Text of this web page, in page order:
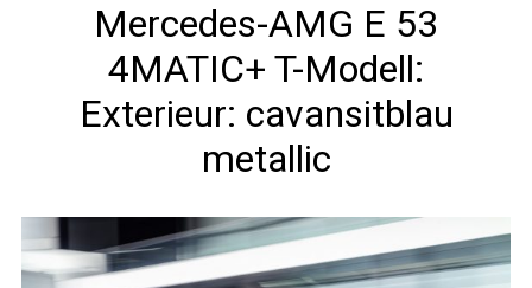
Mercedes-AMG E 53
4MATIC+ T-Modell:
Exterieur: cavansitblau
metallic